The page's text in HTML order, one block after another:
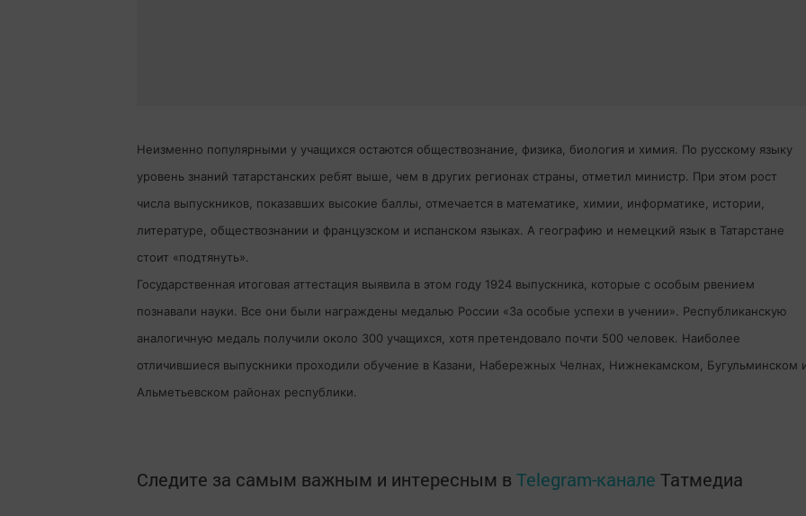
Неизменно популярными у учащихся остаются обществознание, физика, биология и химия. По русскому языку
уровень знаний татарстанских ребят выше, чем в других регионах страны, отметил министр. При этом рост
числа выпускников, показавших высокие баллы, отмечается в математике, химии, информатике, истории,
литературе, обществознании и французском и испанском языках. А географию и немецкий язык в Татарстане
стоит «подтянуть».
Государственная итоговая аттестация выявила в этом году 1924 выпускника, которые с особым рвением
познавали науки. Все они были награждены медалью России «За особые успехи в учении». Республиканскую
аналогичную медаль получили около 300 учащихся, хотя претендовало почти 500 человек. Наиболее
отличившиеся выпускники проходили обучение в Казани, Набережных Челнах, Нижнекамском, Бугульминском
Альметьевском районах республики.
Следите за самым важным и интересным в Telegram-канале Татмедиа